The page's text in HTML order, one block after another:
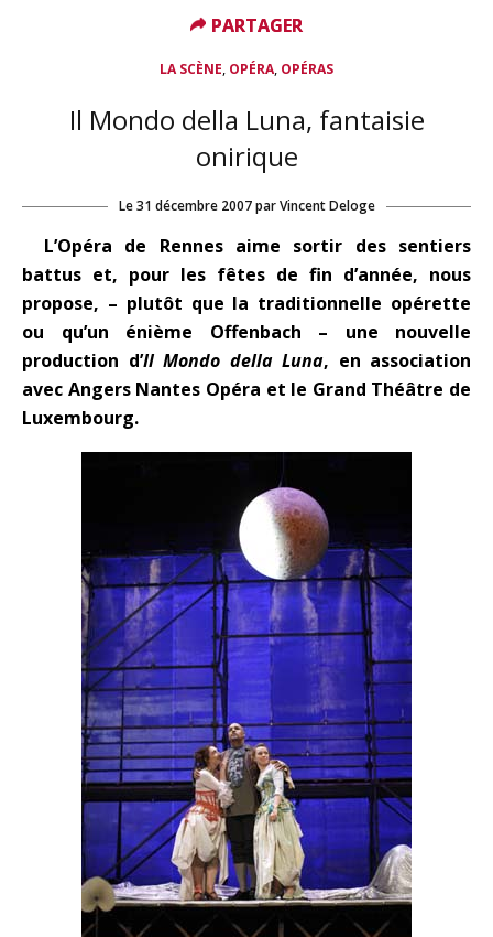
LA SCÈNE, OPÉRA, OPÉRAS
Il Mondo della Luna, fantaisie
onirique
Le31 décembre 2007 par Vincent Deloge
L’Opéra de Rennes aime sortir des sentiers
battus et, pour les fêtes de fin d’année, nous
propose, – plutôt que la traditionnelle opérette
ou qu’un énième Offenbach – une nouvelle
production d’Il Mondo della Luna, en association
avec Angers Nantes Opéra et le Grand Théâtre de
Luxembourg.
PARTAGER
PARTAGER